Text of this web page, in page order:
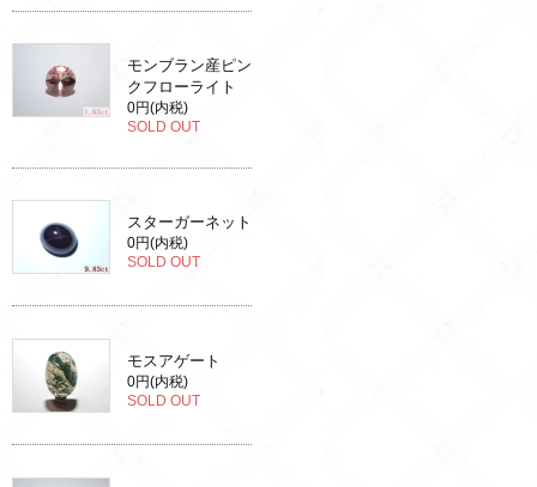
モンブラン産ピン
クフローライト
0円(内税)
SOLD OUT
スターガーネット
0円(内税)
SOLD OUT
モスアゲート
0円(内税)
SOLD OUT